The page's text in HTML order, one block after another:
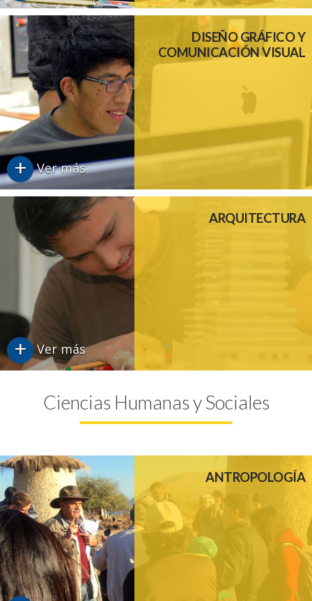
DISEÑO GRÁFICO Y
COMUNICACIÓN VISUAL
+ Ver más
ARQUITECTURA
+ Ver más
Ciencias Humanas y Sociales
ANTROPOLOGÍA